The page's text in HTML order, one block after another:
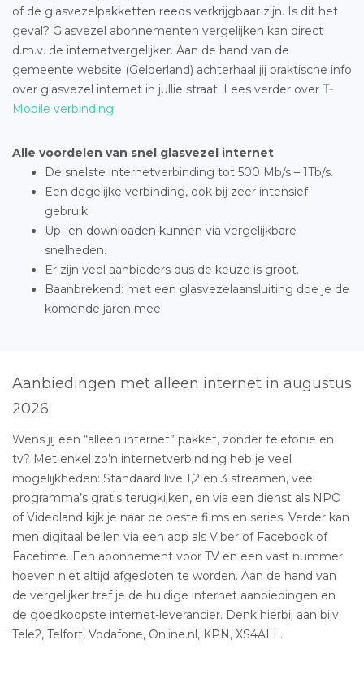
of de glasvezelpakketten reeds verkrijgbaar zijn. Is dit het
geval? Glasvezel abonnementen vergelijken kan direct
d.m.v. de internetvergelijker. Aan de hand van de
gemeente website (Gelderland) achterhaal jij praktische info
over glasvezel internet in jullie straat. Lees verder over T-
Mobile verbinding.
Alle voordelen van snel glasvezel internet
De snelste internetverbinding tot 500 Mb/s – 1Tb/s.
Een degelijke verbinding, ook bij zeer intensief
gebruik.
Up- en downloaden kunnen via vergelijkbare
snelheden.
Er zijn veel aanbieders dus de keuze is groot.
Baanbrekend: met een glasvezelaansluiting doe je de
komende jaren mee!
Aanbiedingen met alleen internet in augustus
2026
Wens jij een “alleen internet” pakket, zonder telefonie en
tv? Met enkel zo’n internetverbinding heb je veel
mogelijkheden: Standaard live 1,2 en 3 streamen, veel
programma’s gratis terugkijken, en via een dienst als NPO
of Videoland kijk je naar de beste films en series. Verder kan
men digitaal bellen via een app als Viber of Facebook of
Facetime. Een abonnement voor TV en een vast nummer
hoeven niet altijd afgesloten te worden. Aan de hand van
de vergelijker tref je de huidige internet aanbiedingen en
de goedkoopste internet-leverancier. Denk hierbij aan bijv.
Tele2, Telfort, Vodafone, Online.nl, KPN, XS4ALL.